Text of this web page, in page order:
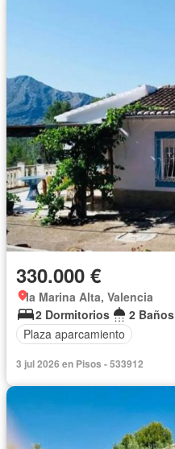
330.000 €
la Marina Alta, Valencia
2 Dormitorios
2 Baños
Plaza aparcamiento
3 jul 2026 en Pisos - 533912